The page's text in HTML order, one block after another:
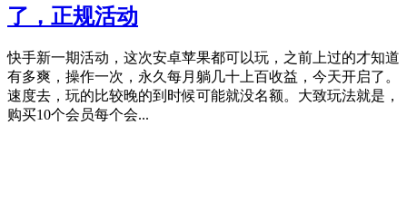
了，正规活动
快手新一期活动，这次安卓苹果都可以玩，之前上过的才知道
有多爽，操作一次，永久每月躺几十上百收益，今天开启了。
速度去，玩的比较晚的到时候可能就没名额。大致玩法就是，
购买10个会员每个会...